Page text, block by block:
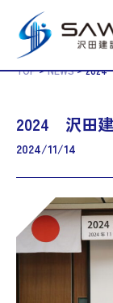
TOP>NEWS>
2024 沢田
2024/11/14